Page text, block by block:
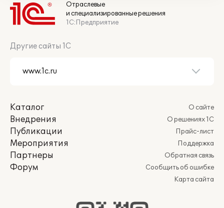
Отраслевые
и специализированные решения
1С:Предприятие
Другие сайты 1С
Каталог
Внедрения
Публикации
Мероприятия
Партнеры
Форум
О сайте
О решениях 1С
Прайс-лист
Поддержка
Обратная связь
Сообщить об ошибке
Карта сайта